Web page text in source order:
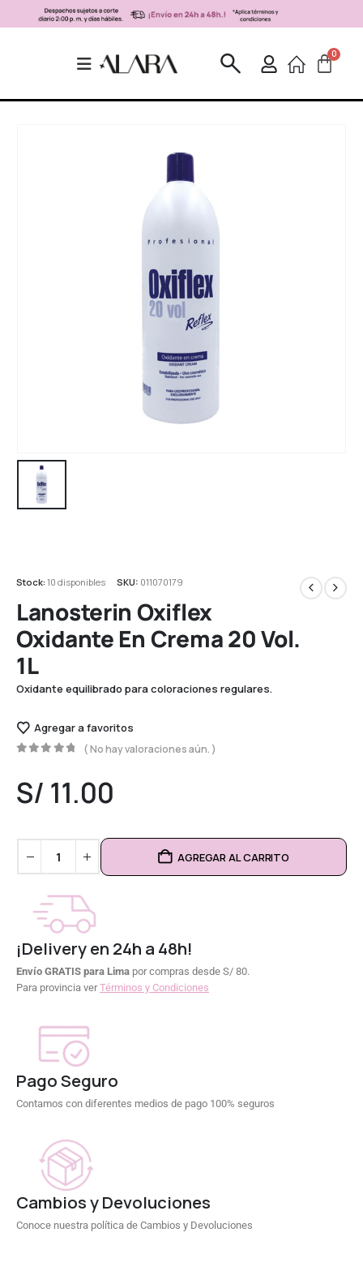
Stock: 10 disponibles SKU: 011070179
Lanosterin Oxiflex
Oxidante En Crema 20 Vol.
1L
Oxidante equilibrado para coloraciones regulares.
Agregar a favoritos
( No hay valoraciones aún. )
S/ 11.00
AGREGAR AL CARRITO
¡Delivery en 24h a 48h!
Envío GRATIS para Lima por compras desde S/ 80.
Para provincia verTérminos y Condiciones
Pago Seguro
Contamos con diferentes medios de pago 100% seguros
Cambios y Devoluciones
Conoce nuestra política de Cambios y Devoluciones